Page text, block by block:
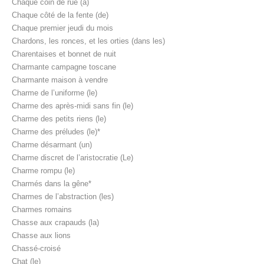
Chaque coin de rue (à)
Chaque côté de la fente (de)
Chaque premier jeudi du mois
Chardons, les ronces, et les orties (dans les)
Charentaises et bonnet de nuit
Charmante campagne toscane
Charmante maison à vendre
Charme de l’uniforme (le)
Charme des après-midi sans fin (le)
Charme des petits riens (le)
Charme des préludes (le)*
Charme désarmant (un)
Charme discret de l’aristocratie (Le)
Charme rompu (le)
Charmés dans la gêne*
Charmes de l’abstraction (les)
Charmes romains
Chasse aux crapauds (la)
Chasse aux lions
Chassé-croisé
Chat (le)